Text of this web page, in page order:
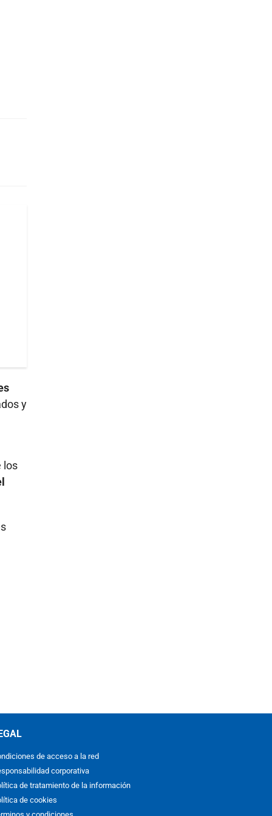
y
los
de acceso a la red
corporativa
de tratamiento de la información
de cookies